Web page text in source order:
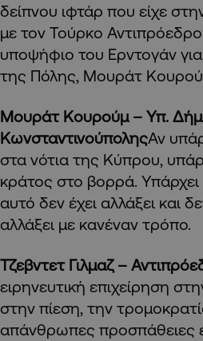
δείπνου ιφτάρ που είχε
με τον Τούρκο Αντιπρόεδρο
υποψήφιο του Ερντογάν
της Πόλης, Μουράτ
Μουράτ Κουρούμ – Υπ.
ΚωνσταντινούποληςΑν
στα νότια της Κύπρου,
κράτος στο βορρά.
αυτό δεν έχει αλλάξει και
αλλάξει με κανέναν τρόπο.
Τζεβντετ Γιλμαζ –
ειρηνευτική επιχείρηση
στην πίεση, την
απάνθρωπες προσπάθειες